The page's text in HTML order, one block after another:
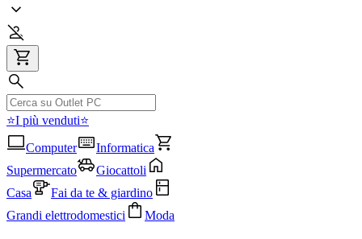
⭐I più venduti⭐
Computer
Informatica
Supermercato
Giocattoli
Casa
Fai da te & giardino
Grandi elettrodomestici
Moda